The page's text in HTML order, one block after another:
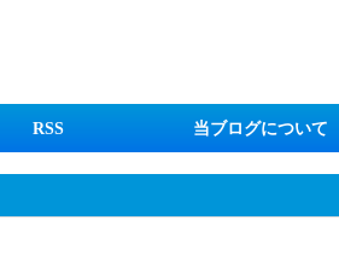
RSS 当ブログについて